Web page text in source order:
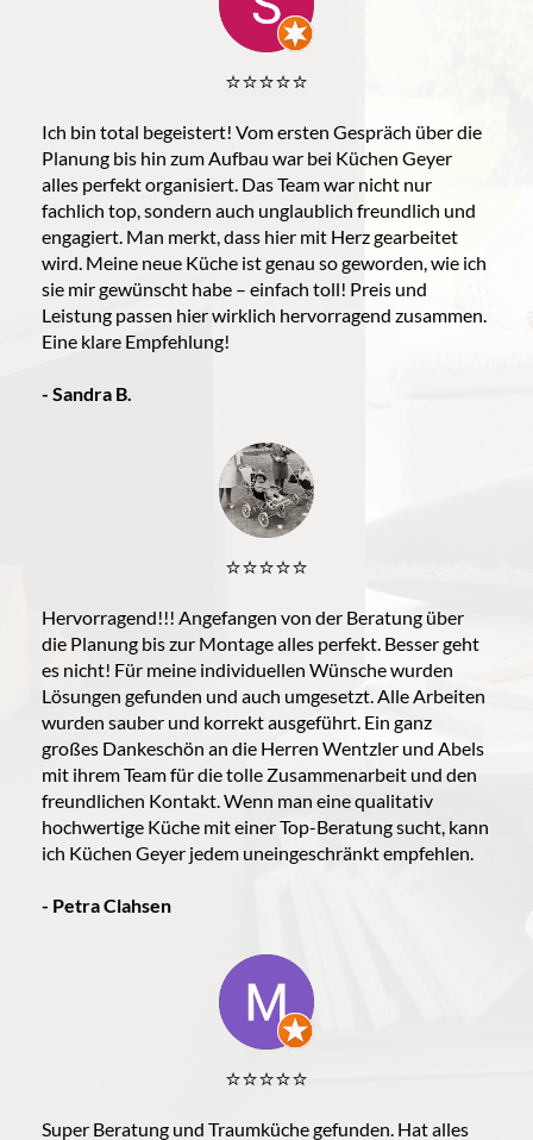
⭐️⭐️⭐️⭐️⭐️
Ich bin total begeistert! Vom ersten Gespräch über die
Planung bis hin zum Aufbau war bei Küchen Geyer
alles perfekt organisiert. Das Team war nicht nur
fachlich top, sondern auch unglaublich freundlich und
engagiert. Man merkt, dass hier mit Herz gearbeitet
wird. Meine neue Küche ist genau so geworden, wie ich
sie mir gewünscht habe – einfach toll! Preis und
Leistung passen hier wirklich hervorragend zusammen.
Eine klare Empfehlung!
- Sandra B.
⭐️⭐️⭐️⭐️⭐️
Hervorragend!!! Angefangen von der Beratung über
die Planung bis zur Montage alles perfekt. Besser geht
es nicht! Für meine individuellen Wünsche wurden
Lösungen gefunden und auch umgesetzt. Alle Arbeiten
wurden sauber und korrekt ausgeführt. Ein ganz
großes Dankeschön an die Herren Wentzler und Abels
mit ihrem Team für die tolle Zusammenarbeit und den
freundlichen Kontakt. Wenn man eine qualitativ
hochwertige Küche mit einer Top-Beratung sucht, kann
ich Küchen Geyer jedem uneingeschränkt empfehlen.
- Petra Clahsen
⭐️⭐️⭐️⭐️⭐️
Super Beratung und Traumküche gefunden. Hat alles